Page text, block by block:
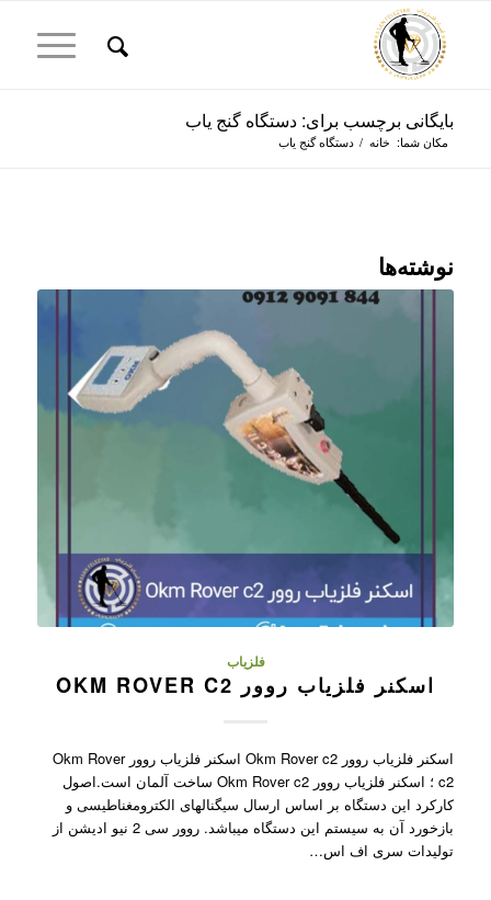
بایگانی برچسب برای: دستگاه گنج یاب
مکان شما: خانه / دستگاه گنج یاب
نوشته‌ها
فلزیاب
اسکنر فلزیاب روور OKM ROVER C2
اسکنر فلزیاب روور Okm Rover c2 اسکنر فلزیاب روور Okm Rover
c2 ؛ اسکنر فلزیاب روور Okm Rover c2 ساخت آلمان است.اصول
کارکرد این دستگاه بر اساس ارسال سیگنالهای الکترومغناطیسی و
بازخورد آن به سیستم این دستگاه میباشد. روور سی 2 نیو ادیشن از
تولیدات سری اف اس…